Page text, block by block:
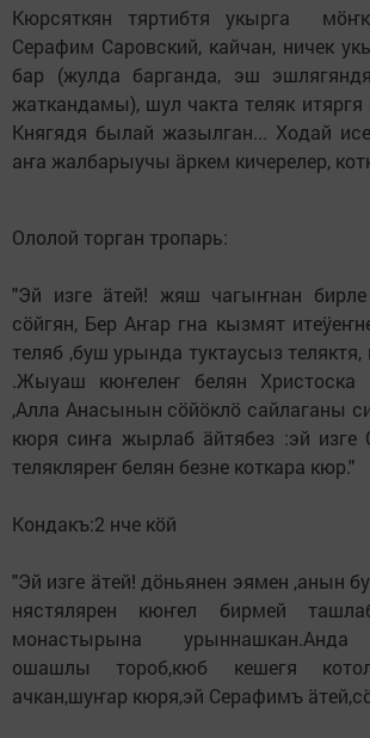
Кюрсяткян тяртибтя укырга
Серафим Саровский, кайчан, ничек
бар (жулда барганда, эш
жаткандамы), шул чакта теляк итяргя
Княгядя былай жазылган... Ходай
аҥа жалбарыучы ӓркем кичерелер,
Ололой торган тропарь:
"Эй изге äтей! жяш чагыҥнан
сöйгян, Бер Аҥар гна кызмят
теляб ,буш урында туктаусыз
.Жыуаш кюҥелеҥ белян Христоска
,Алла Анасынын сöйöклö сайлаганы
кюря сиҥа жырлаб äйтябез :эй изге
телякляреҥ белян безне коткара кюр."
Кондакъ:2 нче кöй
"Эй изге äтей! дöньянен эямен ,анын
нястялярен кюҥел бирмей
монастырына урыннашкан.Анда
ошашлы тороб,кюб кешегя
ачкан,шуҥар кюря,эй Серафимъ